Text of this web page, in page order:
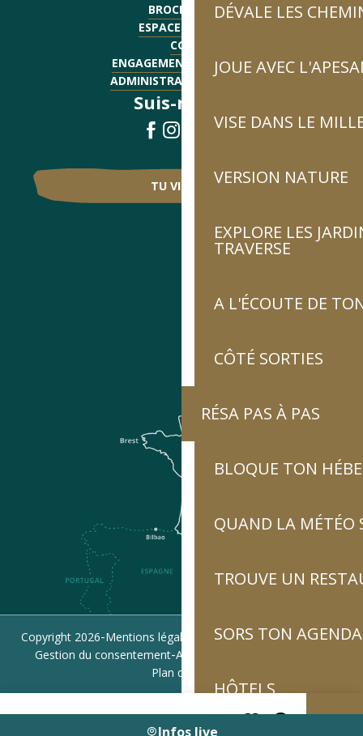
DÉVALE LES
JOUE AVEC
VISE DANS LE
VERSION NATURE
EXPLORE LES
TRAVERSE
A L'ÉCOUTE DE
CÔTÉ SORTIES
RÉSA PAS À PAS
BLOQUE TON
QUAND LA MÉTÉO
TROUVE UN
SORS TON AGENDA
HÔTELS
Infos live
BROCHURES
ESPACE PRESSE
CGV
ENGAGEMENTS QUALITÉ
ADMINISTRATIF - EMPLOI
Suis-nous !
TU VIENS ?
Copyright 2026-Mentions légales Politique de confidentialité-
Gestion du consentement-Accessibilité : non conforme
Plan du site